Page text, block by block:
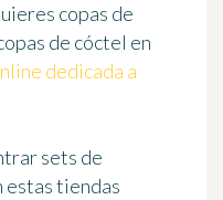
copas de
de cóctel en
dedicada a
sets de
estas tiendas